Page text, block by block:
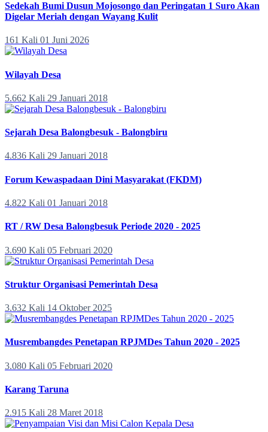
Sedekah Bumi Dusun Mojosongo dan Peringatan 1 Suro Akan
Digelar Meriah dengan Wayang Kulit
161 Kali 01 Juni 2026
Wilayah Desa
5.662 Kali 29 Januari 2018
Sejarah Desa Balongbesuk - Balongbiru
4.836 Kali 29 Januari 2018
Forum Kewaspadaan Dini Masyarakat (FKDM)
4.822 Kali 01 Januari 2018
RT / RW Desa Balongbesuk Periode 2020 - 2025
3.690 Kali 05 Februari 2020
Struktur Organisasi Pemerintah Desa
3.632 Kali 14 Oktober 2025
Musrembangdes Penetapan RPJMDes Tahun 2020 - 2025
3.080 Kali 05 Februari 2020
Karang Taruna
2.915 Kali 28 Maret 2018